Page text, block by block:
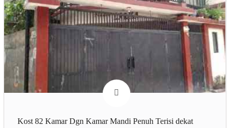
Kost 82 Kamar Dgn Kamar Mandi Penuh Terisi dekat